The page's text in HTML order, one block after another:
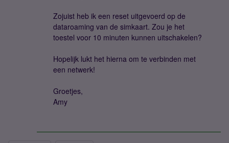
Zojuist heb ik een reset uitgevoerd op de
dataroaming van de simkaart. Zou je het
toestel voor 10 minuten kunnen uitschakelen?
Hopelijk lukt het hierna om te verbinden met
een netwerk!
Groetjes,
Amy